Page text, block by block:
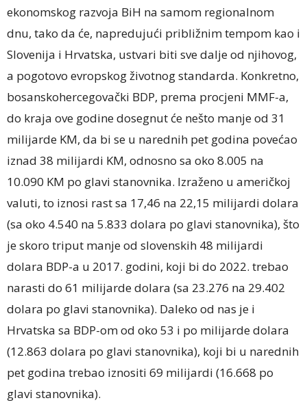
ekonomskog razvoja BiH na samom regionalnom
dnu, tako da će, napredujući približnim tempom kao i
Slovenija i Hrvatska, ustvari biti sve dalje od njihovog,
a pogotovo evropskog životnog standarda. Konkretno,
bosanskohercegovački BDP, prema procjeni MMF-a,
do kraja ove godine dosegnut će nešto manje od 31
milijarde KM, da bi se u narednih pet godina povećao
iznad 38 milijardi KM, odnosno sa oko 8.005 na
10.090 KM po glavi stanovnika. Izraženo u američkoj
valuti, to iznosi rast sa 17,46 na 22,15 milijardi dolara
(sa oko 4.540 na 5.833 dolara po glavi stanovnika), što
je skoro triput manje od slovenskih 48 milijardi
dolara BDP-a u 2017. godini, koji bi do 2022. trebao
narasti do 61 milijarde dolara (sa 23.276 na 29.402
dolara po glavi stanovnika). Daleko od nas je i
Hrvatska sa BDP-om od oko 53 i po milijarde dolara
(12.863 dolara po glavi stanovnika), koji bi u narednih
pet godina trebao iznositi 69 milijardi (16.668 po
glavi stanovnika).